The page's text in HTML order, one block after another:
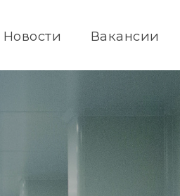
Новости Вакансии